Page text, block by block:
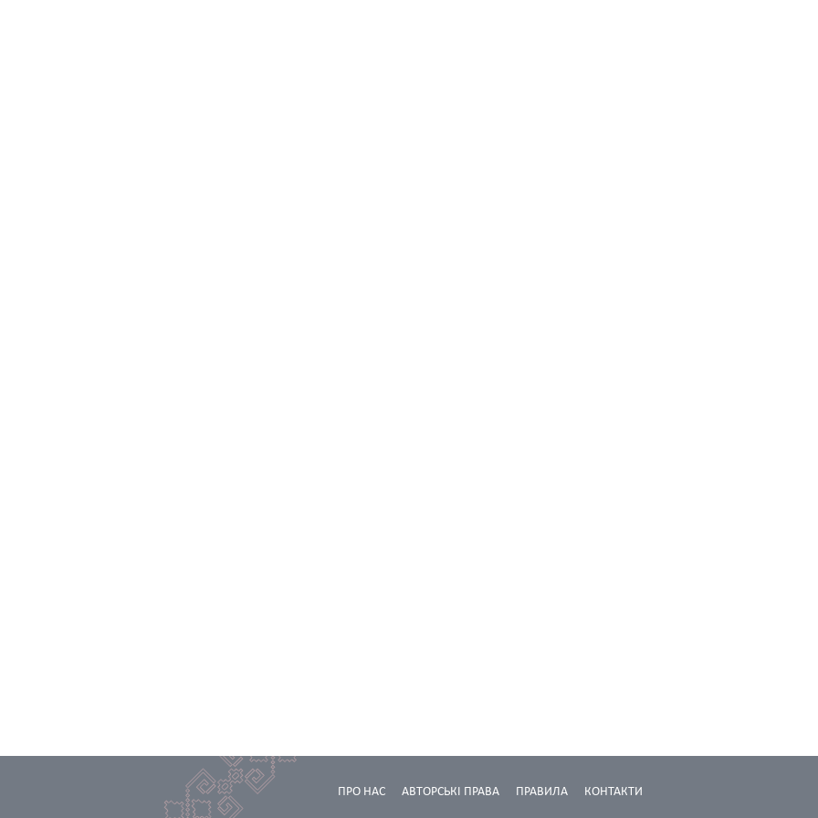
КОНТАКТИ
ПРАВИЛА
АВТОРСЬКІ ПРАВА
ПРО НАС